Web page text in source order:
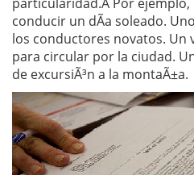
conducir un dÃ­a soleado.
los conductores novatos. Un
para circular por la ciudad.
de excursiÃ³n a la montaÃ±a.